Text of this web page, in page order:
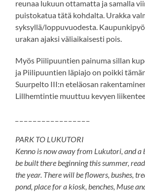
reunaa lukuun ottamatta ja samalla
puistokatua tätä kohdalta. Urakka
syksyllä/loppuvuodesta.
urakan ajaksi väliaikaisesti pois.
Myös Piilipuuntien painuma sillan
ja Piilipuuntien läpiajo on poikki
Suurpelto III:n eteläosan
Lillhemtintie muuttuu kevyen
PARK TO LUKUTORI
Kenno is now away from Lukutori, and
be built there beginning this summer,
the year. There will be flowers, bushes,
pond, place for a kiosk, benches, Muse